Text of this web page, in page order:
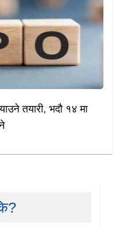
तयारी, भदौ १४ मा